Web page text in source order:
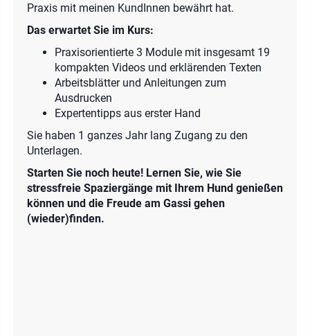
Praxis mit meinen KundInnen bewährt hat.
Das erwartet Sie im Kurs:
Praxisorientierte 3 Module mit insgesamt 19
kompakten Videos und erklärenden Texten
Arbeitsblätter und Anleitungen zum
Ausdrucken
Expertentipps aus erster Hand
Sie haben 1 ganzes Jahr lang Zugang zu den
Unterlagen.
Starten Sie noch heute! Lernen Sie, wie Sie
stressfreie Spaziergänge mit Ihrem Hund genießen
können und die Freude am Gassi gehen
(wieder)finden.